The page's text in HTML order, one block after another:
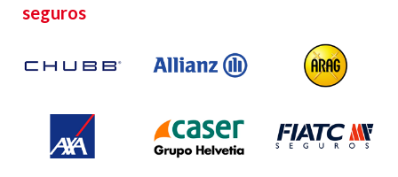
seguros